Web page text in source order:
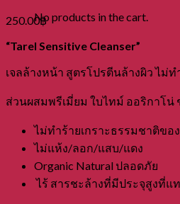
No products in the cart.
250.00฿
“Tarel Sensitive Cleanser”
เจลล้างหน้า สูตรโปรตีนล้างผิว ไม่
ส่วนผสมพรีเมี่ยม ใบไทม์ ออริกาโ
ไม่ทำร้ายเกราะธรรมชาติขอ
ไม่แห้ง/ลอก/แสบ/แดง
Organic Natural ปลอดภัย
ไร้ สารชะล้างที่มีประจุสูงที่แ